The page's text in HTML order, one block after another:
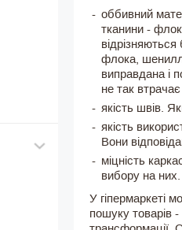
оббивний
тканини -
флока,
виправдана і
не так втрачає
якість швів.
якість
Вони
міцність
вибору на них.
У гіпермаркеті
пошуку товарів